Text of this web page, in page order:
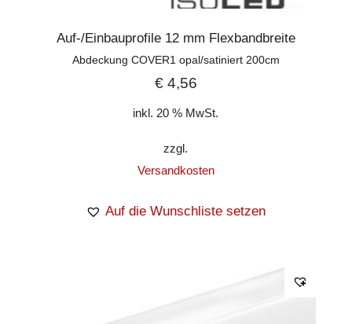
Auf-/Einbauprofile 12 mm Flexbandbreite
Abdeckung COVER1 opal/satiniert 200cm
€4,56
inkl. 20 % MwSt.
zzgl.
Versandkosten
Auf die Wunschliste setzen